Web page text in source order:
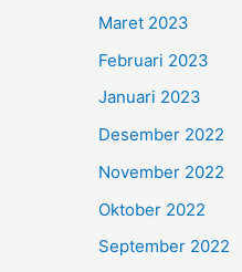
Maret 2023
Februari 2023
Januari 2023
Desember 2022
November 2022
Oktober 2022
September 2022